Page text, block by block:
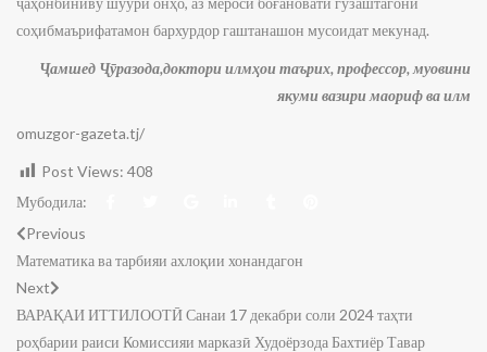
Ҷамшед Ҷӯразода,доктори илмҳои таърих, профессор, муовини
якуми вазири маориф ва илм
omuzgor-gazeta.tj/
Post Views: 408
Мубодила:
Previous
Математика ва тарбияи ахлоқии хонандагон
Next
ВАРАҚАИ ИТТИЛООТӢ Санаи 17 декабри соли 2024 таҳти
роҳбарии раиси Комиссияи марказӣ Худоёрзода Бахтиёр Тавар